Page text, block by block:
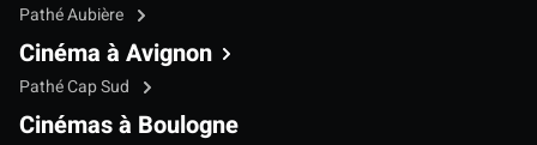
Pathé Aubière
Cinéma à Avignon
Pathé Cap Sud
Cinémas à Boulogne